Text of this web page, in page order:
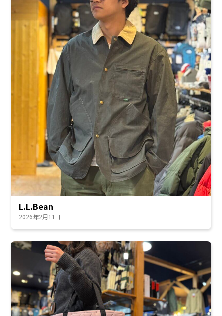
L.L.Bean
2026年2月11日